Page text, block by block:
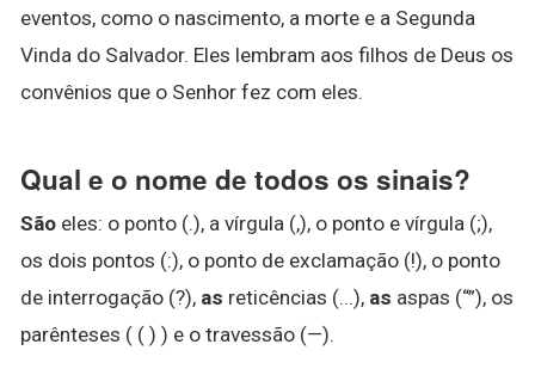
eventos, como o nascimento, a morte e a Segunda
Vinda do Salvador. Eles lembram aos filhos de Deus os
convênios que o Senhor fez com eles.
Qual e o nome de todos os sinais?
São eles: o ponto (.), a vírgula (,), o ponto e vírgula (;),
os dois pontos (:), o ponto de exclamação (!), o ponto
de interrogação (?), as reticências (...), as aspas (“”), os
parênteses ( ( ) ) e o travessão (—).